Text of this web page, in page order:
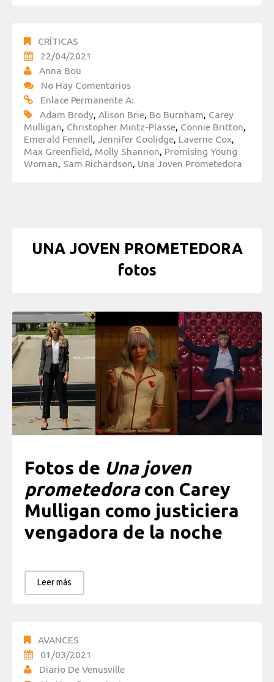
CRÍTICAS
22/04/2021
Anna Bou
No Hay Comentarios
Enlace Permanente A:
Adam Brody, Alison Brie, Bo Burnham, Carey
Mulligan, Christopher Mintz-Plasse, Connie Britton,
Emerald Fennell, Jennifer Coolidge, Laverne Cox,
Max Greenfield, Molly Shannon, Promising Young
Woman, Sam Richardson, Una Joven Prometedora
UNA JOVEN PROMETEDORA
fotos
Fotos de Una joven
prometedoracon Carey
Mulligan como justiciera
vengadora de la noche
Leer más
AVANCES
01/03/2021
Diario De Venusville